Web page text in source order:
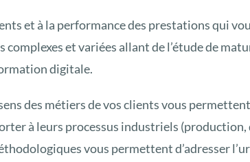
et à la performance des prestations qui
complexes et variées allant de l’étude de
digitale.
des métiers de vos clients vous
à leurs processus industriels
vous permettent d’adresser